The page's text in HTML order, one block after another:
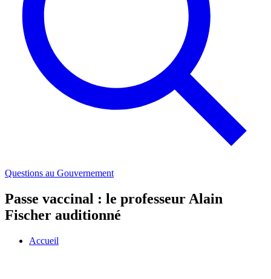
Questions au Gouvernement
Passe vaccinal : le professeur Alain
Fischer auditionné
Accueil